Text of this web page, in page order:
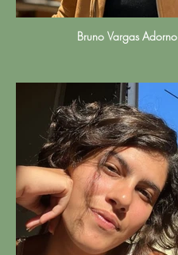
Bruno Vargas Adorno